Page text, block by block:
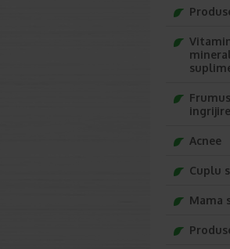
ingrijire
Acnee
Cuplu
Mama